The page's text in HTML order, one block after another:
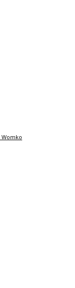
Womko